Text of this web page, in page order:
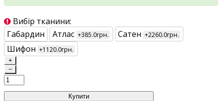
Вибір тканини:
Габардин
Атлас +385.0грн. Сатен +2260.0грн.
Шифон +1120.0грн.
+
−
Купити